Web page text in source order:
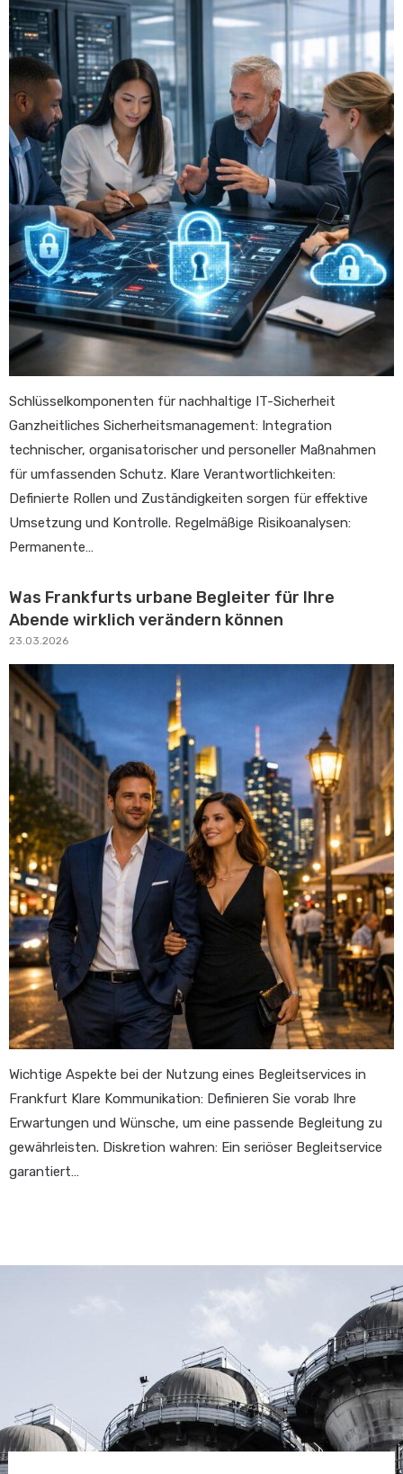
Schlüsselkomponenten für nachhaltige IT-Sicherheit
Ganzheitliches Sicherheitsmanagement: Integration
technischer, organisatorischer und personeller Maßnahmen
für umfassenden Schutz. Klare Verantwortlichkeiten:
Definierte Rollen und Zuständigkeiten sorgen für effektive
Umsetzung und Kontrolle. Regelmäßige Risikoanalysen:
Permanente…
Was Frankfurts urbane Begleiter für Ihre
Abende wirklich verändern können
23.03.2026
Wichtige Aspekte bei der Nutzung eines Begleitservices in
Frankfurt Klare Kommunikation: Definieren Sie vorab Ihre
Erwartungen und Wünsche, um eine passende Begleitung zu
gewährleisten. Diskretion wahren: Ein seriöser Begleitservice
garantiert…